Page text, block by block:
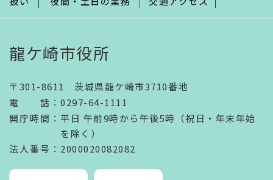
龍ケ崎市役所
〒301-8611 茨城県龍ケ崎市3710番地
電話 ： 0297-64-1111
開庁時間 ： 平日 午前9時から午後5時（祝日・年末年始
を除く）
法人番号 ：2000020082082